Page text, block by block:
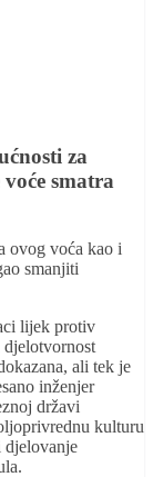
za
smatra
ovog voća kao i
smanjiti
lijek protiv
ali tek je
inženjer
državi
kulturu
djelovanje